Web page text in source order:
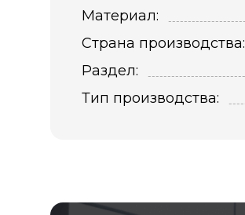
Материал:
Страна производства:
Раздел:
Тип производства: